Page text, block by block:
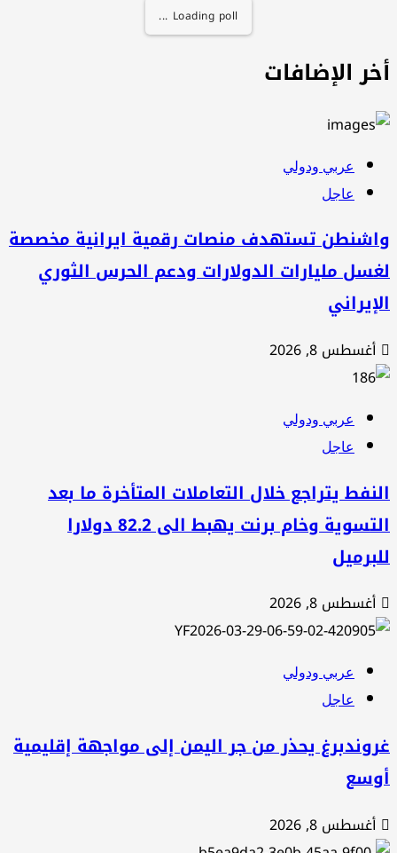
Loading poll ...
الإضافات
عربي ودولي
عاجل
تستهدف منصات رقمية ايرانية مخصصة
مليارات الدولارات ودعم الحرس الثوري
أغسطس 8, 2026
عربي ودولي
عاجل
يتراجع خلال التعاملات المتأخرة ما بعد
التسوية وخام برنت يهبط الى 82.2 دولارا
أغسطس 8, 2026
عربي ودولي
عاجل
يحذر من جر اليمن إلى مواجهة إقليمية
أغسطس 8, 2026